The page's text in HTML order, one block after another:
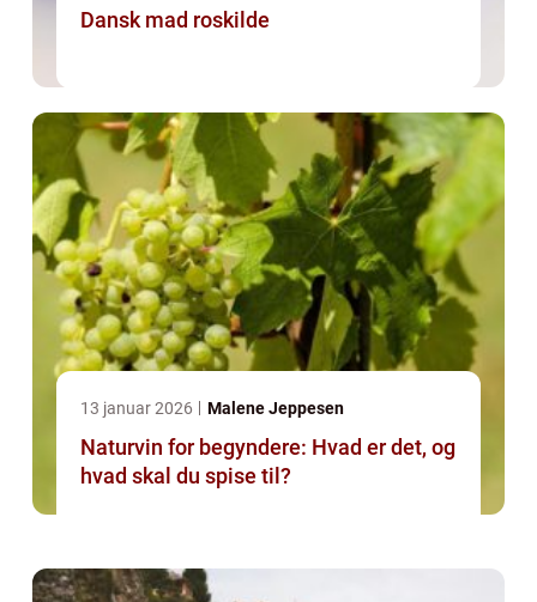
Dansk mad roskilde
13 januar 2026 Malene Jeppesen
Naturvin for begyndere: Hvad er det, og
hvad skal du spise til?